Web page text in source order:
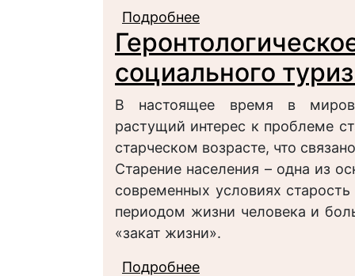
Подробнее
проживающих соло
социального
В настоящее время в
растущий интерес к проблеме
старческом возрасте, что
Старение населения – одна из
современных условиях
периодом жизни человека и
«закат жизни».
Подробнее